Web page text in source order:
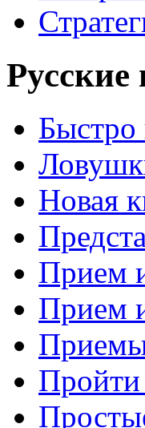
Быстро
Новая
Прием
Прием
Пройти